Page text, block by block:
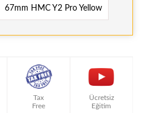
67mm HMC Y2 Pro Yellow
Tax
Free
Ücretsiz
Eğitim